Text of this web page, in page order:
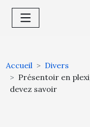
Accueil
Divers
Présentoir en
devez savoir